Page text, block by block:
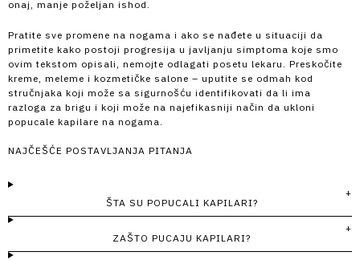
onaj, manje poželjan ishod.
Pratite sve promene na nogama i ako se nađete u situaciji da
primetite kako postoji progresija u javljanju simptoma koje smo
ovim tekstom opisali, nemojte odlagati posetu lekaru. Preskočite
kreme, meleme i kozmetičke salone – uputite se odmah kod
stručnjaka koji može sa sigurnošću identifikovati da li ima
razloga za brigu i koji može na najefikasniji način da ukloni
popucale kapilare na nogama.
NAJČEŠĆE POSTAVLJANJA PITANJA
ŠTA SU POPUCALI KAPILARI?
ZAŠTO PUCAJU KAPILARI?